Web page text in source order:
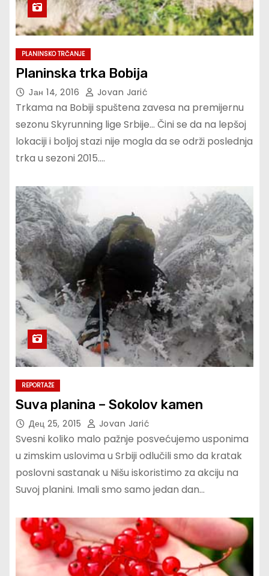
PLANINSKO TRČANJE
Planinska trka Bobija
Јан 14, 2016 Jovan Jarić
Trkama na Bobiji spuštena zavesa na premijernu
sezonu Skyrunning lige Srbije… Čini se da na lepšoj
lokaciji i boljoj stazi nije mogla da se održi poslednja
trka u sezoni 2015.…
REPORTAŽE
Suva planina – Sokolov kamen
Дец 25, 2015 Jovan Jarić
Svesni koliko malo pažnje posvećujemo usponima
u zimskim uslovima u Srbiji odlučili smo da kratak
poslovni sastanak u Nišu iskoristimo za akciju na
Suvoj planini. Imali smo samo jedan dan…